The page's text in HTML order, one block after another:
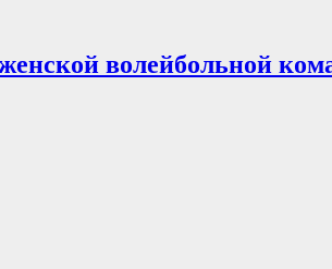
волейбольной